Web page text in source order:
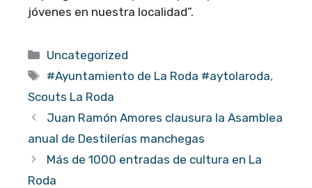
jóvenes en nuestra localidad”.
Categorías
Uncategorized
Etiquetas
#Ayuntamiento de La Roda #aytolaroda,
Scouts La Roda
Juan Ramón Amores clausura la Asamblea
anual de Destilerías manchegas
Más de 1000 entradas de cultura en La
Roda